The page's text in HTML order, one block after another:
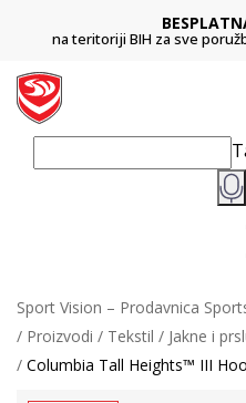
na teritoriji BIH za sve
Sport Vision – Prodavnica
Proizvodi
Tekstil Jakne i
Columbia Tall Heights™ III